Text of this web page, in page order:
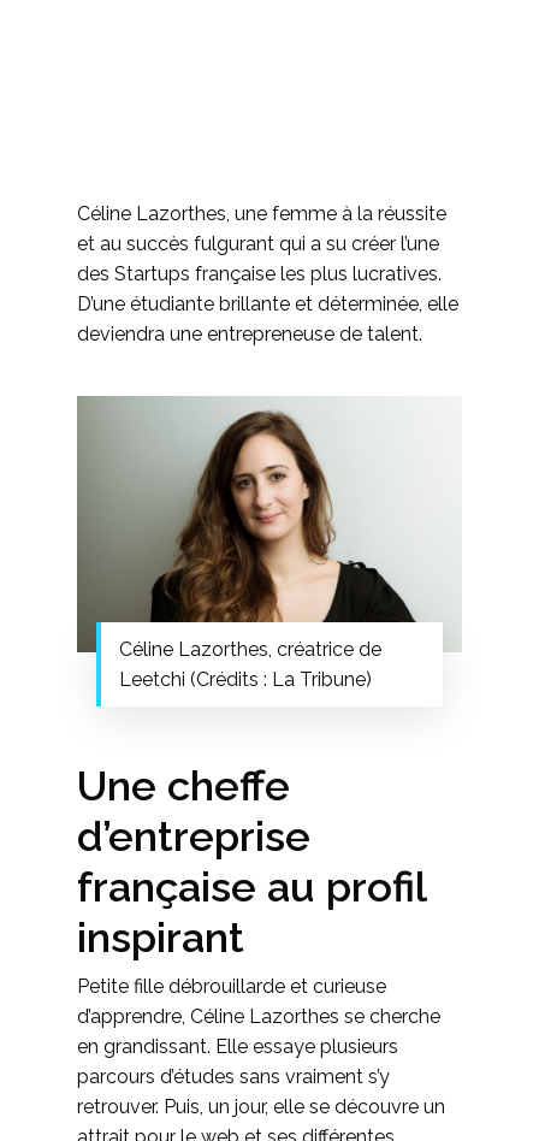
Céline Lazorthes, une femme à la réussite
et au succès fulgurant qui a su créer l’une
des Startups française les plus lucratives.
D’une étudiante brillante et déterminée, elle
deviendra une entrepreneuse de talent.
Céline Lazorthes, créatrice de
Leetchi (Crédits : La Tribune)
Une cheffe
d’entreprise
française au profil
inspirant
Petite fille débrouillarde et curieuse
d’apprendre, Céline Lazorthes se cherche
en grandissant. Elle essaye plusieurs
parcours d’études sans vraiment s’y
retrouver. Puis, un jour, elle se découvre un